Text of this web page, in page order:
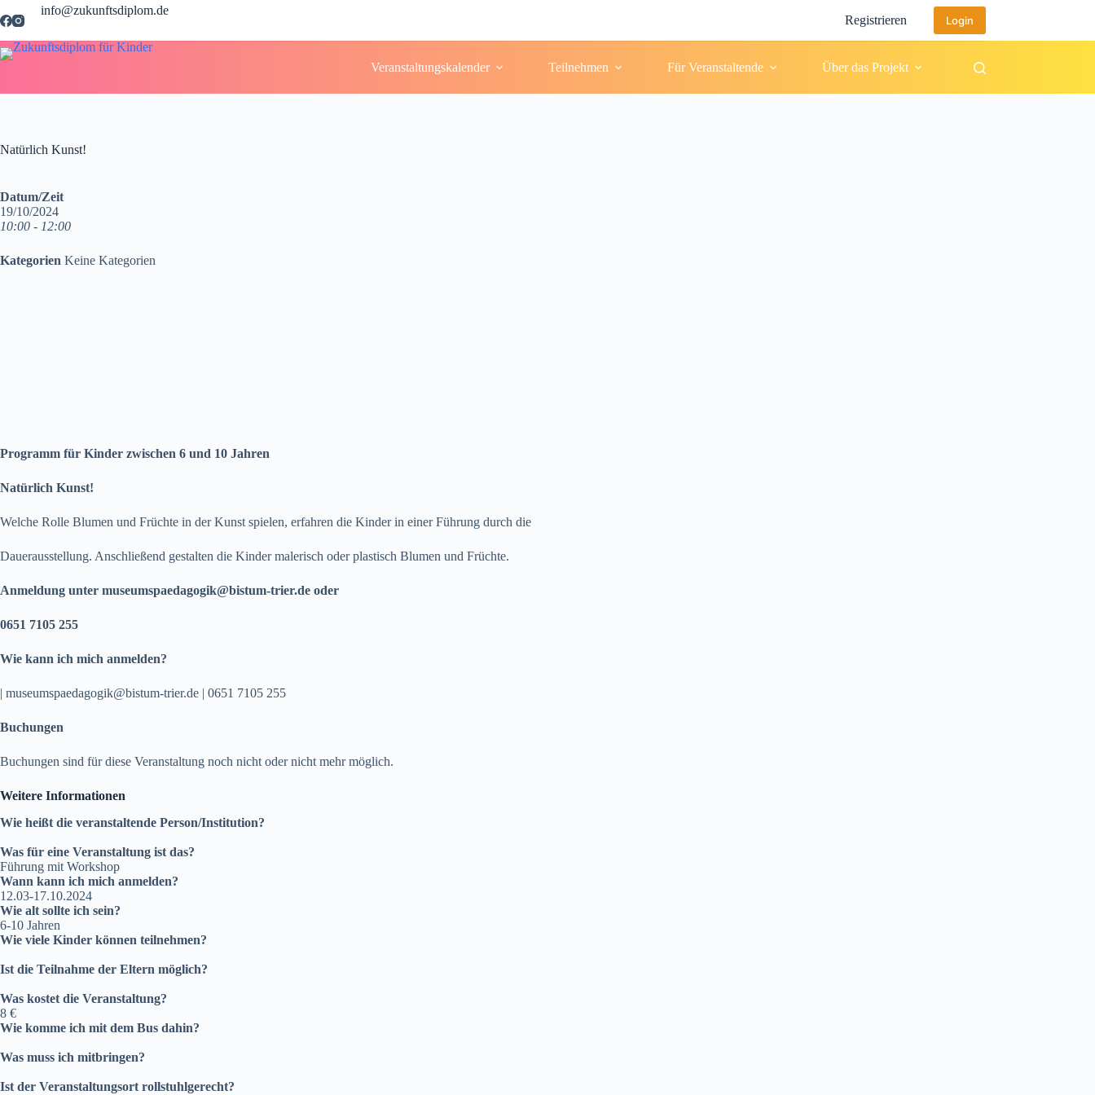
Inhalt
info@zukunftsdiplom.de
Registrieren Login
Veranstaltungskalender Teilnehmen Für Veranstaltende Über das Projekt
Natürlich Kunst!
Datum/Zeit
19/10/2024
10:00 - 12:00
Kategorien Keine Kategorien
Programm für Kinder zwischen 6 und 10 Jahren
Natürlich Kunst!
Welche Rolle Blumen und Früchte in der Kunst spielen, erfahren die Kinder in einer Führung durch die
Dauerausstellung. Anschließend gestalten die Kinder malerisch oder plastisch Blumen und Früchte.
Anmeldung unter museumspaedagogik@bistum-trier.de oder
0651 7105 255
Wie kann ich mich anmelden?
| museumspaedagogik@bistum-trier.de | 0651 7105 255
Buchungen
Buchungen sind für diese Veranstaltung noch nicht oder nicht mehr möglich.
Weitere Informationen
Wie heißt die veranstaltende Person/Institution?
Was für eine Veranstaltung ist das?
Führung mit Workshop
Wann kann ich mich anmelden?
12.03-17.10.2024
Wie alt sollte ich sein?
6-10 Jahren
Wie viele Kinder können teilnehmen?
Ist die Teilnahme der Eltern möglich?
Was kostet die Veranstaltung?
8 €
Wie komme ich mit dem Bus dahin?
Was muss ich mitbringen?
Ist der Veranstaltungsort rollstuhlgerecht?